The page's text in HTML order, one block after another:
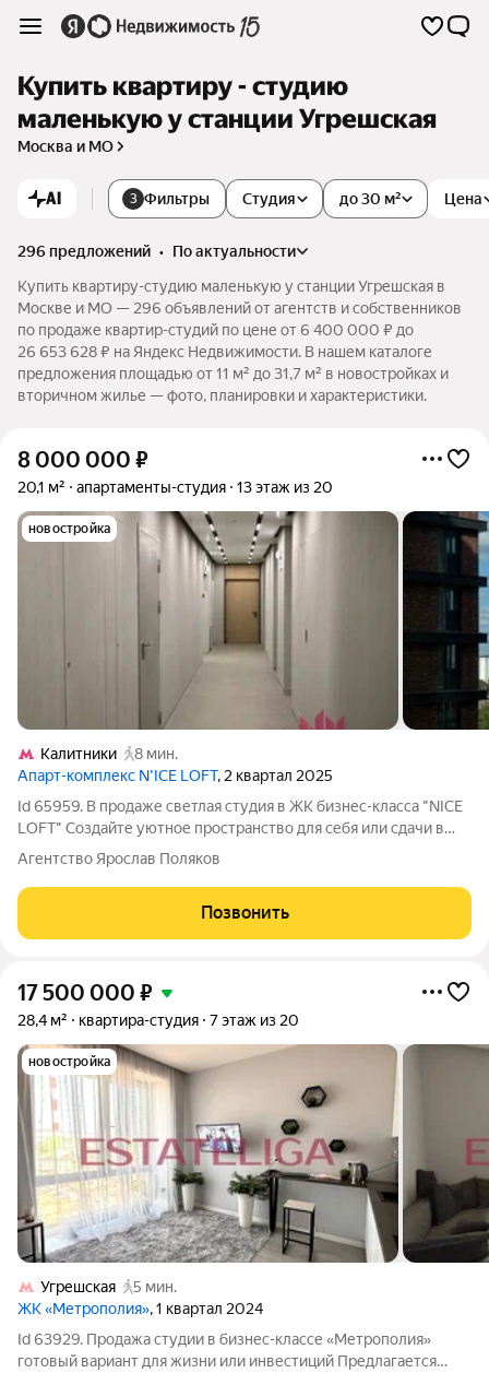
Купить квартиру - студию
маленькую у станции Угрешская
Москва и МО
AI 3 Фильтры Студия Цена
до 30 м²
296 предложений •
по актуальности
Купить квартиру-студию маленькую у станции Угрешская в
Москве и МО — 296 объявлений от агентств и собственников
по продаже квартир-студий по цене от 6 400 000 ₽ до
26 653 628 ₽ на Яндекс Недвижимости. В нашем каталоге
предложения площадью от 11 м² до 31,7 м² в новостройках и
вторичном жилье — фото, планировки и характеристики.
8 000 000 ₽
20,1 м² апартаменты-студия 13 этаж из 20
новостройка
Калитники
8 мин.
Апарт-комплекс N’ICE LOFT, 2 квартал 2025
Id 65959. В продаже светлая студия в ЖК бизнес-класса "NICE
LOFT" Создайте уютное пространство для себя или сдачи в
аренду, как инвестиция с хорошей окупаемостью. ЖК "NICE
инфраструктурой,
Агентство Ярослав Поляков
Позвонить
17 500 000 ₽
28,4 м² квартира-студия 7 этаж из 20
новостройка
Угрешская
5 мин.
ЖК «Метрополия», 1 квартал 2024
Id 63929. Продажа студии в бизнес-классе «Метрополия»
готовый вариант для жизни или инвестиций Предлагается